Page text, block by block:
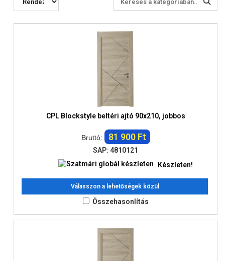
CPL Blockstyle beltéri ajtó 90x210, jobbos
Bruttó: 81 900 Ft
SAP: 4810121
Készleten!
Válasszon a lehetőségek közül
Összehasonlítás